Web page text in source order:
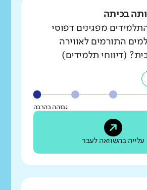
בכיתה
מפגינים דפוסי
התורמים לאווירה
(דיווחי תלמידים)
גבוהה בהרבה
עלייה בהשוואה לעבר